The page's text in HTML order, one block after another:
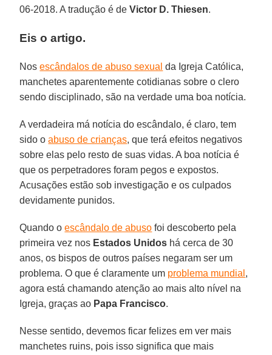
06-2018. A tradução é deVictor D. Thiesen.
Eis o artigo.
Nosescândalos de abuso sexual da Igreja Católica,
manchetes aparentemente cotidianas sobre o clero
sendo disciplinado, são na verdade uma boa notícia.
A verdadeira má notícia do escândalo, é claro, tem
sido oabuso de crianças, que terá efeitos negativos
sobre elas pelo resto de suas vidas. A boa notícia é
que os perpetradores foram pegos e expostos.
Acusações estão sob investigação e os culpados
devidamente punidos.
Quando oescândalo de abuso foi descoberto pela
primeira vez nos Estados Unidos há cerca de 30
anos, os bispos de outros países negaram ser um
problema. O que é claramente um problema mundial ,
agora está chamando atenção ao mais alto nível na
Igreja, graças ao Papa Francisco.
Nesse sentido, devemos ficar felizes em ver mais
manchetes ruins, pois isso significa que mais